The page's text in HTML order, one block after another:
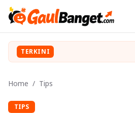
TERKINI
Home / Tips
TIPS